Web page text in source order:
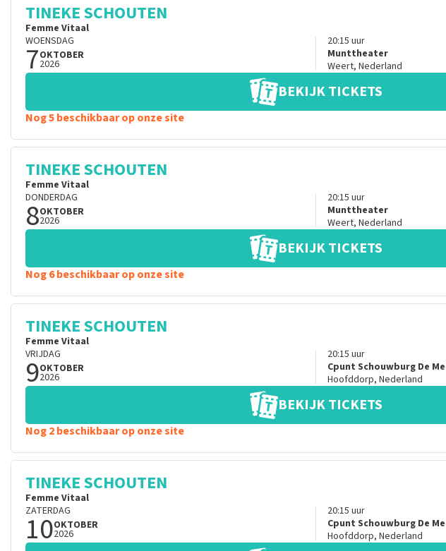
TINEKE SCHOUTEN
Femme Vitaal
WOENSDAG
7OKTOBER
2026
20:15 uur
Munttheater
Weert, Nederland
BEKIJK TICKETS
Nog 5 beschikbaar op onze site
TINEKE SCHOUTEN
Femme Vitaal
DONDERDAG
8OKTOBER
2026
20:15 uur
Munttheater
Weert, Nederland
BEKIJK TICKETS
Nog 6 beschikbaar op onze site
TINEKE SCHOUTEN
Femme Vitaal
VRIJDAG
9OKTOBER
2026
20:15 uur
Cpunt Schouwburg De
Hoofddorp, Nederland
BEKIJK TICKETS
Nog 2 beschikbaar op onze site
TINEKE SCHOUTEN
Femme Vitaal
ZATERDAG
10OKTOBER
2026
20:15 uur
Cpunt Schouwburg De
Hoofddorp, Nederland